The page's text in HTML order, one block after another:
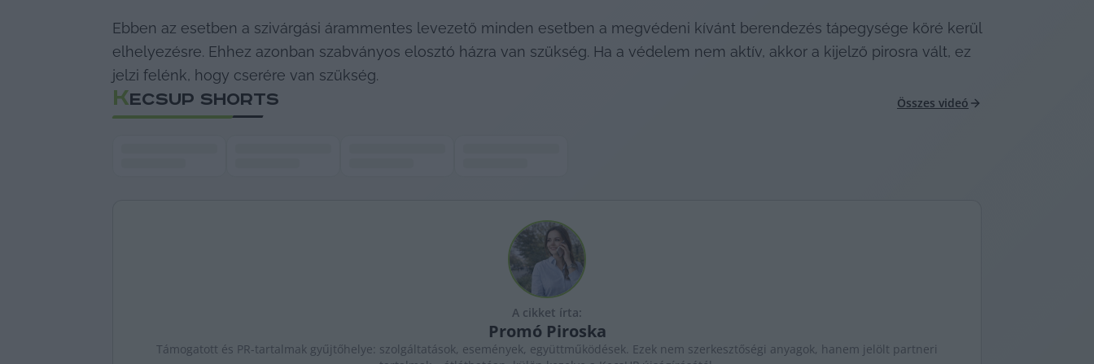
Ebben az esetben a szivárgási árammentes levezető minden esetben a megvédeni kívánt berendezés tápegysége köré kerül
elhelyezésre. Ehhez azonban szabványos elosztó házra van szükség. Ha a védelem nem aktív, akkor a kijelző pirosra vált, ez
jelzi felénk, hogy cserére van szükség.
KECSUP SHORTS Összes videó
A cikket írta:
Promó Piroska
Támogatott és PR-tartalmak gyűjtőhelye: szolgáltatások, események, együttműködések. Ezek nem szerkesztőségi anyagok, hanem jelölt partneri